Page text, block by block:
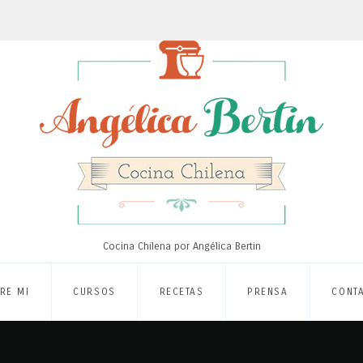
Cocina Chilena por Angélica Bertin
MI CURSOS RECETAS PRENSA